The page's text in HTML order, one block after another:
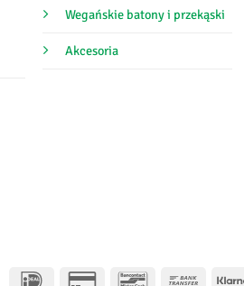
Wegańskie batony i przekąski
Akcesoria
IDeal Karta Bancontact Przelew